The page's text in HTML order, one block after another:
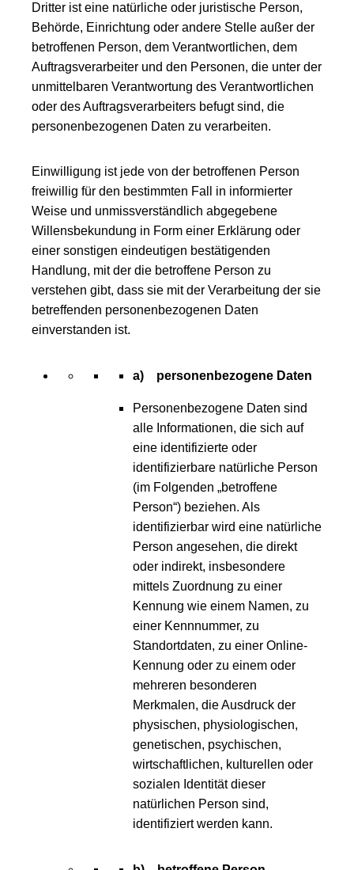
Dritter ist eine natürliche oder juristische Person,
Behörde, Einrichtung oder andere Stelle außer der
betroffenen Person, dem Verantwortlichen, dem
Auftragsverarbeiter und den Personen, die unter der
unmittelbaren Verantwortung des Verantwortlichen
oder des Auftragsverarbeiters befugt sind, die
personenbezogenen Daten zu verarbeiten.
Einwilligung ist jede von der betroffenen Person
freiwillig für den bestimmten Fall in informierter
Weise und unmissverständlich abgegebene
Willensbekundung in Form einer Erklärung oder
einer sonstigen eindeutigen bestätigenden
Handlung, mit der die betroffene Person zu
verstehen gibt, dass sie mit der Verarbeitung der sie
betreffenden personenbezogenen Daten
einverstanden ist.
a) personenbezogene Daten
Personenbezogene Daten sind
alle Informationen, die sich auf
eine identifizierte oder
identifizierbare natürliche Person
(im Folgenden „betroffene
Person“) beziehen. Als
identifizierbar wird eine natürliche
Person angesehen, die direkt
oder indirekt, insbesondere
mittels Zuordnung zu einer
Kennung wie einem Namen, zu
einer Kennnummer, zu
Standortdaten, zu einer Online-
Kennung oder zu einem oder
mehreren besonderen
Merkmalen, die Ausdruck der
physischen, physiologischen,
genetischen, psychischen,
wirtschaftlichen, kulturellen oder
sozialen Identität dieser
natürlichen Person sind,
identifiziert werden kann.